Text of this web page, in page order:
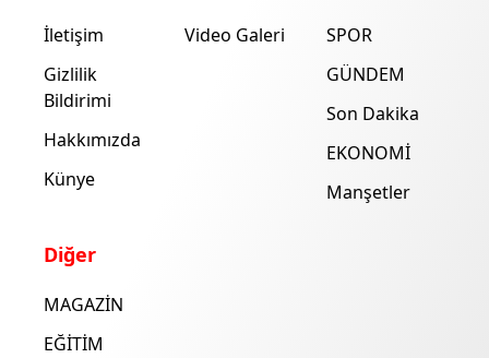
İletişim
Gizlilik
Bildirimi
Hakkımızda
Künye
Video Galeri
SPOR
GÜNDEM
Son Dakika
EKONOMİ
Manşetler
Diğer
MAGAZİN
EĞİTİM